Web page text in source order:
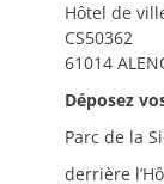
Hôtel de
CS50362
61014
Déposez
Parc de la
derrière